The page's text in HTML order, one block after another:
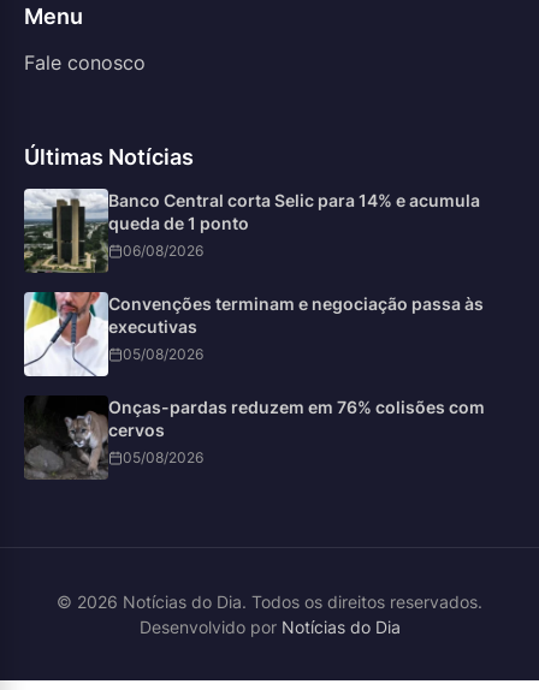
Menu
Fale conosco
Últimas Notícias
Banco Central corta Selic para 14% e acumula
queda de 1 ponto
06/08/2026
Convenções terminam e negociação passa às
executivas
05/08/2026
Onças-pardas reduzem em 76% colisões com
cervos
05/08/2026
© 2026 Notícias do Dia. Todos os direitos reservados.
Desenvolvido por Notícias do Dia